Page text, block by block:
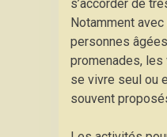
s’accorder de
Notamment
personnes
promenades,
se vivre seul ou
souvent